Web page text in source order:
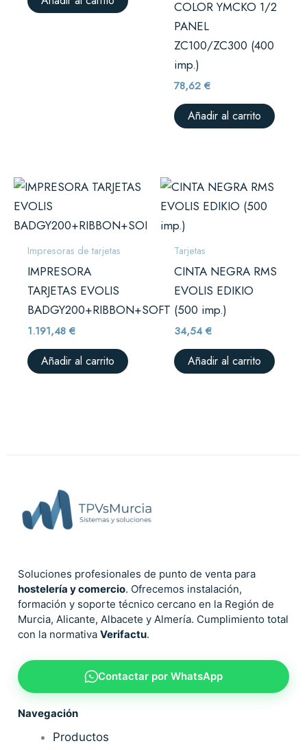
COLOR YMCKO 1/2
PANEL
ZC100/ZC300 (400
imp.)
78,62€
Añadir al carrito
Impresoras de tarjetas
IMPRESORA
TARJETAS EVOLIS
BADGY200+RIBBON+SOFT
1.191,48€
Añadir al carrito
Tarjetas
CINTA NEGRA RMS
EVOLIS EDIKIO
(500 imp.)
34,54€
Añadir al carrito
Soluciones profesionales de punto de venta para
hostelería y comercio. Ofrecemos instalación,
formación y soporte técnico cercano en la Región de
Murcia, Alicante, Albacete y Almería. Cumplimiento total
con la normativa Verifactu.
Contactar por WhatsApp
Navegación
Productos